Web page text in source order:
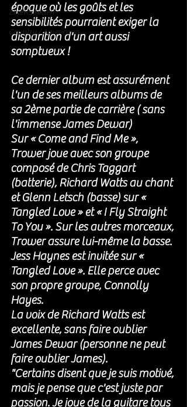
ZIKERS NIGHT
Country / Americana
époque où les goûts et les
sensibilités pourraient exiger la
disparition d'un art aussi
somptueux !
Ce dernier album est assurément
l'un de ses meilleurs albums de
sa 2ème partie de carrière ( sans
l'immense James Dewar)
Sur « Come and Find Me »,
Trower joue avec son groupe
composé de Chris Taggart
(batterie), Richard Watts au chant
et Glenn Letsch (basse) sur «
Tangled Love » et « I Fly Straight
To You ». Sur les autres morceaux,
Trower assure lui-même la basse.
Jess Haynes est invitée sur «
Tangled Love ». Elle perce avec
son propre groupe, Connolly
Hayes.
La voix de Richard Watts est
excellente, sans faire oublier
James Dewar (personne ne peut
faire oublier James).
"Certains disent que je suis motivé,
mais je pense que c'est juste par
passion. Je joue de la guitare tous